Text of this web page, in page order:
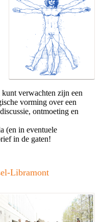
verwachten zijn een
vorming over een
ontmoeting en
(en in eventuele
in de gaten!
Libramont